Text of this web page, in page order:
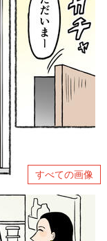
すべての画像